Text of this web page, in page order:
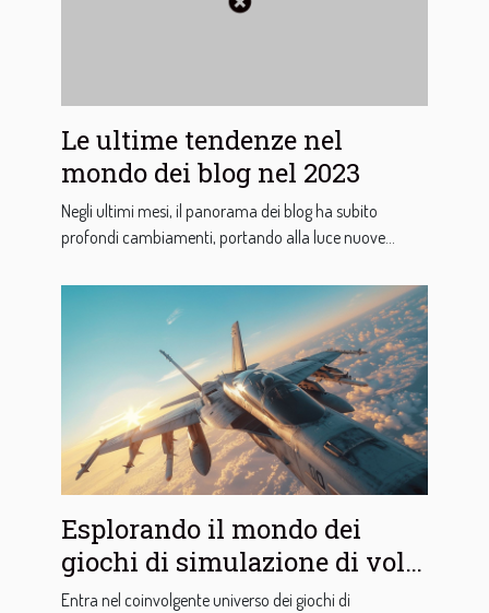
Le ultime tendenze nel
mondo dei blog nel 2023
Negli ultimi mesi, il panorama dei blog ha subito
profondi cambiamenti, portando alla luce nuove...
Esplorando il mondo dei
giochi di simulazione di volo:
strategie e divertimento
Entra nel coinvolgente universo dei giochi di